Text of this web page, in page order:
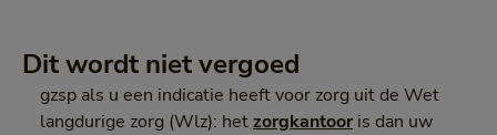
Dit wordt niet vergoed
gzsp als u een indicatie heeft voor zorg uit de Wet
langdurige zorg (Wlz): hetzorgkantoor is dan uw